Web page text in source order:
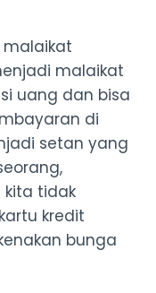
malaikat
malaikat
uang dan bisa
di
setan yang
kita tidak
kredit
bunga